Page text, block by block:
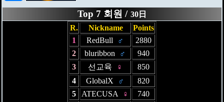
Top 7 회원 / 30日
R.
Nickname
Points
1
RedBull ♂
2880
2
bluribbon ♂
940
3
선교육 ♀
850
4
GlobalX ♂
820
5
ATECUSA ♀
740